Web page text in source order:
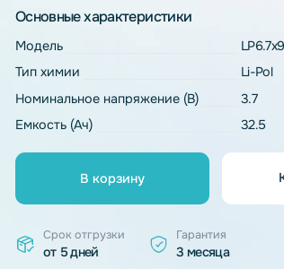
5
В избранное
Основные характеристики
Тип химии
Емкость (Ач)
В корзину